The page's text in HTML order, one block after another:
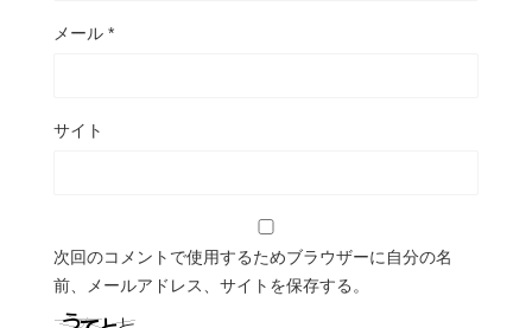
メール *
サイト
次回のコメントで使用するためブラウザーに自分の名
前、メールアドレス、サイトを保存する。